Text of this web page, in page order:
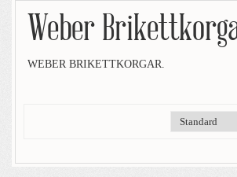
Weber
WEBER BRIKETTKORGAR.